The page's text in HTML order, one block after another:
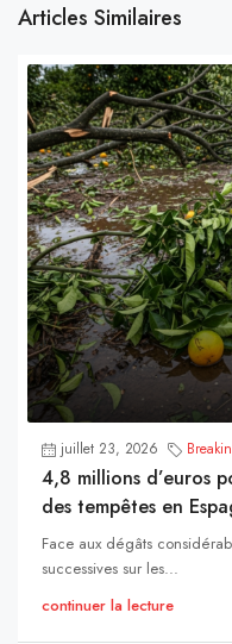
Articles Similaires
juillet 23, 2026
4,8 millions d’euros
des tempêtes en
Face aux dégâts
successives sur les...
continuer la lecture